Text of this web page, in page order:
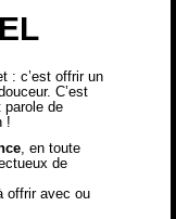
: c’est offrir un
C’est
parole de
!
, en toute
de
offrir avec ou